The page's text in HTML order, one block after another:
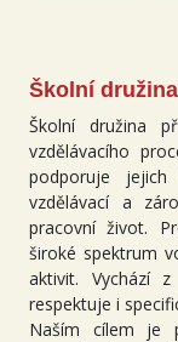
Školní družina
Školní družina
vzdělávacího
podporuje
vzdělávací a
pracovní život.
široké spektrum
aktivit. Vychází
respektuje i
Naším cílem je